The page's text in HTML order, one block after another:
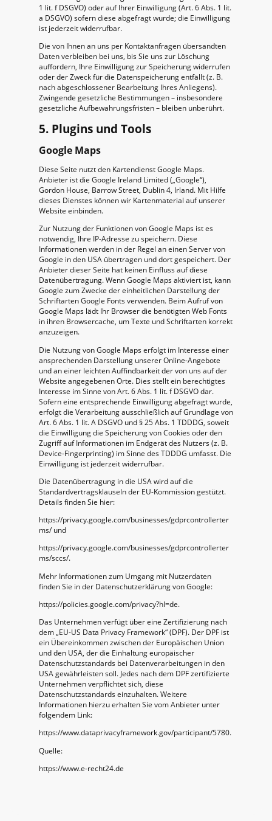
1 lit. f DSGVO) oder auf Ihrer Einwilligung (Art. 6 Abs. 1 lit.
a DSGVO) sofern diese abgefragt wurde; die Einwilligung
ist jederzeit widerrufbar.
Die von Ihnen an uns per Kontaktanfragen übersandten
Daten verbleiben bei uns, bis Sie uns zur Löschung
auffordern, Ihre Einwilligung zur Speicherung widerrufen
oder der Zweck für die Datenspeicherung entfällt (z. B.
nach abgeschlossener Bearbeitung Ihres Anliegens).
Zwingende gesetzliche Bestimmungen – insbesondere
gesetzliche Aufbewahrungsfristen – bleiben unberührt.
5. Plugins und Tools
Google Maps
Diese Seite nutzt den Kartendienst Google Maps.
Anbieter ist die Google Ireland Limited („Google“),
Gordon House, Barrow Street, Dublin 4, Irland. Mit Hilfe
dieses Dienstes können wir Kartenmaterial auf unserer
Website einbinden.
Zur Nutzung der Funktionen von Google Maps ist es
notwendig, Ihre IP-Adresse zu speichern. Diese
Informationen werden in der Regel an einen Server von
Google in den USA übertragen und dort gespeichert. Der
Anbieter dieser Seite hat keinen Einfluss auf diese
Datenübertragung. Wenn Google Maps aktiviert ist, kann
Google zum Zwecke der einheitlichen Darstellung der
Schriftarten Google Fonts verwenden. Beim Aufruf von
Google Maps lädt Ihr Browser die benötigten Web Fonts
in ihren Browsercache, um Texte und Schriftarten korrekt
anzuzeigen.
Die Nutzung von Google Maps erfolgt im Interesse einer
ansprechenden Darstellung unserer Online-Angebote
und an einer leichten Auffindbarkeit der von uns auf der
Website angegebenen Orte. Dies stellt ein berechtigtes
Interesse im Sinne von Art. 6 Abs. 1 lit. f DSGVO dar.
Sofern eine entsprechende Einwilligung abgefragt wurde,
erfolgt die Verarbeitung ausschließlich auf Grundlage von
Art. 6 Abs. 1 lit. A DSGVO und § 25 Abs. 1 TDDDG, soweit
die Einwilligung die Speicherung von Cookies oder den
Zugriff auf Informationen im Endgerät des Nutzers (z. B.
Device-Fingerprinting) im Sinne des TDDDG umfasst. Die
Einwilligung ist jederzeit widerrufbar.
Die Datenübertragung in die USA wird auf die
Standardvertragsklauseln der EU-Kommission gestützt.
Details finden Sie hier:
https://privacy.google.com/businesses/gdprcontrollerter
ms/ und
https://privacy.google.com/businesses/gdprcontrollerter
ms/sccs/.
Mehr Informationen zum Umgang mit Nutzerdaten
finden Sie in der Datenschutzerklärung von Google:
https://policies.google.com/privacy?hl=de.
Das Unternehmen verfügt über eine Zertifizierung nach
dem „EU-US Data Privacy Framework“ (DPF). Der DPF ist
ein Übereinkommen zwischen der Europäischen Union
und den USA, der die Einhaltung europäischer
Datenschutzstandards bei Datenverarbeitungen in den
USA gewährleisten soll. Jedes nach dem DPF zertifizierte
Unternehmen verpflichtet sich, diese
Datenschutzstandards einzuhalten. Weitere
Informationen hierzu erhalten Sie vom Anbieter unter
folgendem Link:
https://www.dataprivacyframework.gov/participant/5780.
Quelle:
https://www.e-recht24.de